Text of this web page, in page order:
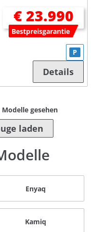
€ 23.990
Bestpreisgarantie
P
Details
Modelle gesehen
laden
Enyaq
Kamiq